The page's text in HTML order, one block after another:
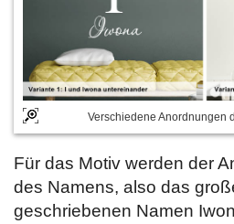
Verschiedene Anordnungen
Für das Motiv werden der
des Namens, also das
geschriebenen Namen